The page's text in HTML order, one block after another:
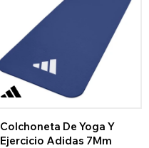
Colchoneta De Yoga Y
Ejercicio Adidas 7Mm